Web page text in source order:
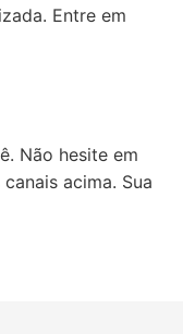
Entre em
Não hesite em
acima. Sua